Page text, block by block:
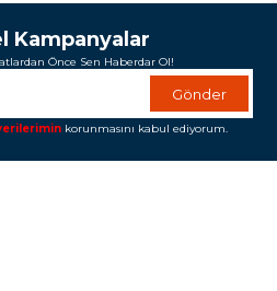
Kampanyalar
Önce Sen Haberdar Ol!
Gönder
korunmasını kabul ediyorum.